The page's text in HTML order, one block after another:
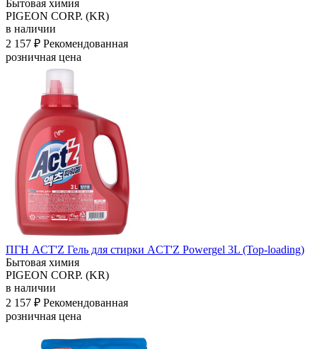
Бытовая химия
PIGEON CORP. (KR)
в наличии
2 157 ₽ Рекомендованная
розничная цена
ПГН ACT'Z Гель для стирки ACT'Z Powergel 3L (Top-loading)
Бытовая химия
PIGEON CORP. (KR)
в наличии
2 157 ₽ Рекомендованная
розничная цена